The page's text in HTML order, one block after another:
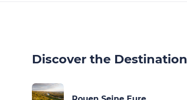
Discover the Destination